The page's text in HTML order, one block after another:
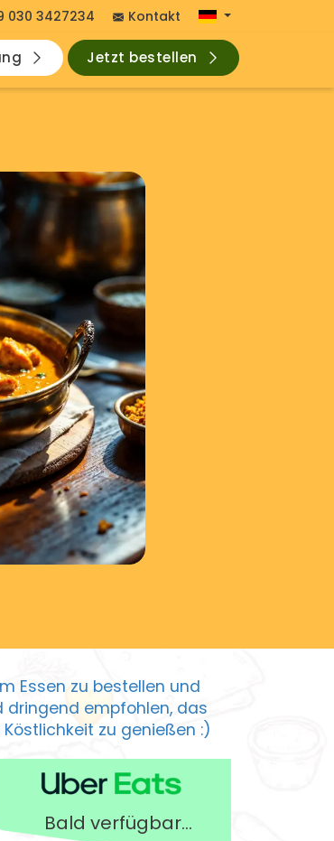
030 3427234 Kontakt
Jetzt bestellen
Essen zu bestellen und
dringend empfohlen, das
zu genießen :)
Bald verfügbar...